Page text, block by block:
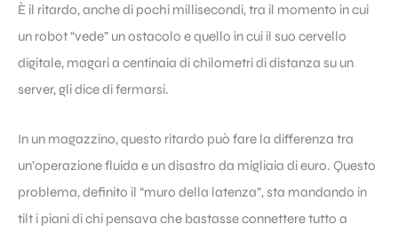
È il ritardo, anche di pochi millisecondi, tra il momento in cui
un robot “vede” un ostacolo e quello in cui il suo cervello
digitale, magari a centinaia di chilometri di distanza su un
server, gli dice di fermarsi.
In un magazzino, questo ritardo può fare la differenza tra
un’operazione fluida e un disastro da migliaia di euro. Questo
problema, definito il “muro della latenza”, sta mandando in
tilt i piani di chi pensava che bastasse connettere tutto a